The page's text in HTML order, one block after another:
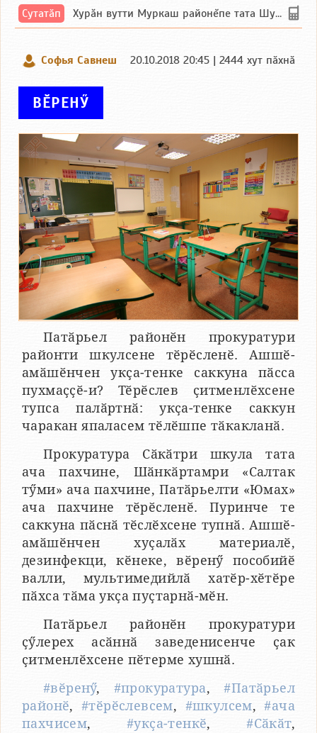
Сутатӑп Хурăн вутти Муркаш районĕпе тата Шупашкар районĕнчи Ишлей тăрăхĕпе сутатăп. Ха...
Софья Савнеш 20.10.2018 20:45 | 2444 хут пӑхнӑ
ВӖРЕНӲ
Патӑрьел районӗн прокуратури
районти шкулсене тӗрӗсленӗ. Ашшӗ-
амӑшӗнчен укҫа-тенке саккуна пӑсса
пухмаҫҫӗ-и? Тӗрӗслев ҫитменлӗхсене
тупса палӑртнӑ: укҫа-тенке саккун
чаракан япаласем тӗлӗшпе тӑкакланӑ.
Прокуратура Сӑкӑтри шкула тата
ача пахчине, Шӑнкӑртамри «Салтак
тӳми» ача пахчине, Патӑрьелти «Юмах»
ача пахчине тӗрӗсленӗ. Пуринче те
саккуна пӑснӑ тӗслӗхсене тупнӑ. Ашшӗ-
амӑшӗнчен хуҫалӑх материалӗ,
дезинфекци, кӗнеке, вӗренӳ пособийӗ
валли, мультимедийлӑ хатӗр-хӗтӗре
пӑхса тӑма укҫа пуҫтарнӑ-мӗн.
Патӑрьел районӗн прокуратури
ҫӳлерех асӑннӑ заведенисенче ҫак
ҫитменлӗхсене пӗтерме хушнӑ.
#вӗренӳ, #прокуратура,#Патӑрьел
районӗ,#тӗрӗслевсем, #шкулсем,#ача
пахчисем, #укҫа-тенкӗ,#Сӑкӑт,